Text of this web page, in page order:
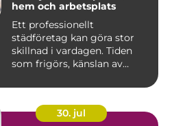
hem och arbetsplats
Ett professionellt
städföretag kan göra stor
skillnad i vardagen. Tiden
som frigörs, känslan av
30. jul